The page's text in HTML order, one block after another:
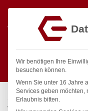
Start /
Wassertechnik
Wellnes
Wir benötigen Ihre
besuchen können.
Wenn Sie unter 16 Jahre
Services geben möchten,
Erlaubnis bitten.